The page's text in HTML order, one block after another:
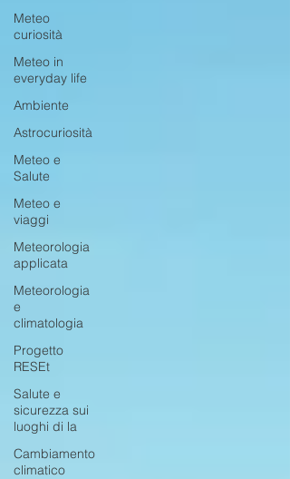
Meteo
curiosità
Meteo in
everyday life
Ambiente
Astrocuriosità
Meteo e
Salute
Meteo e
viaggi
Meteorologia
applicata
Meteorologia
e
climatologia
Progetto
RESEt
Salute e
sicurezza sui
luoghi di la
Cambiamento
climatico